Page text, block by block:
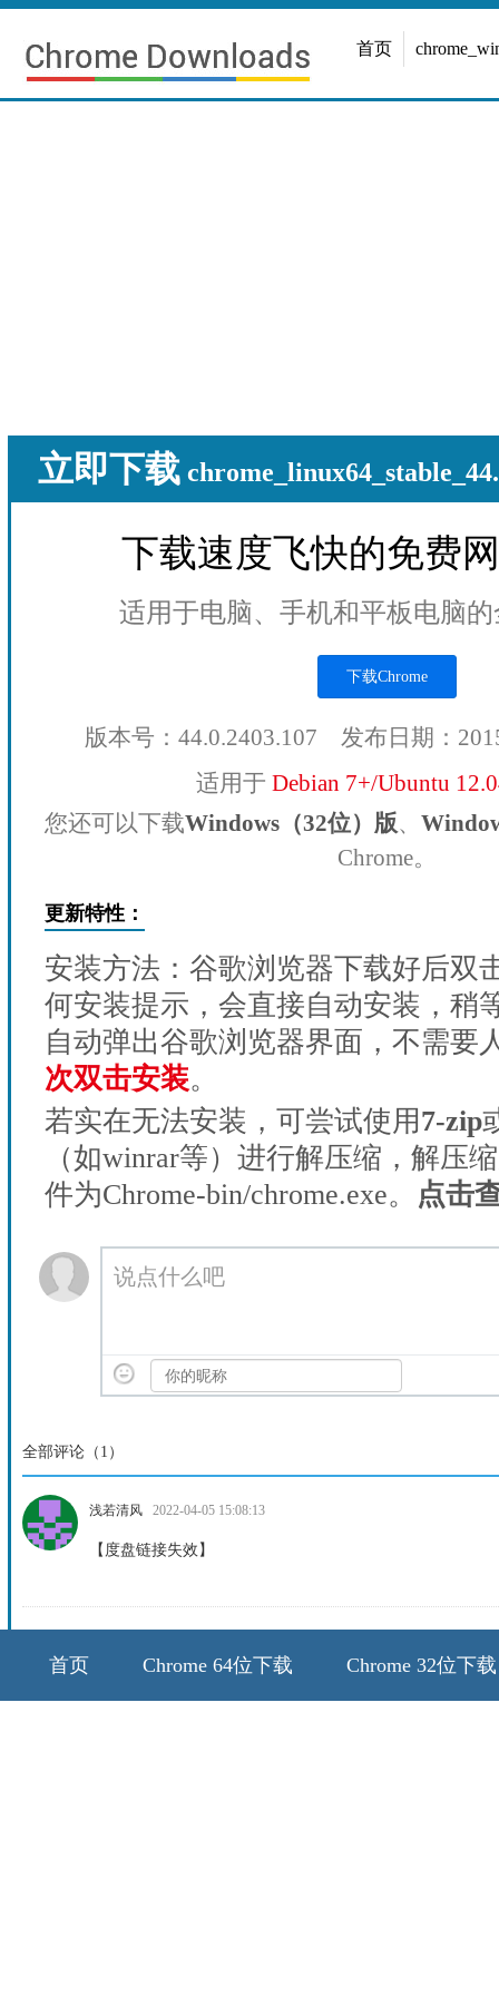
首页
立即下载
下载速度飞快的免费
适用于电脑、手机和平板电脑
下载Chrome
版本号：44.0.2403.107 发布日期：
适用于 Debian 7+/Ubuntu
您还可以下载Windows（32位）版、
Chrome。
更新特性：
安装方法：谷歌浏览器下载好后双
何安装提示，会直接自动安装，稍
自动弹出谷歌浏览器界面，不需要
次双击安装。
若实在无法安装，可尝试使用7-zip
（如winrar等）进行解压缩，解压
件为Chrome-bin/chrome.exe。
点击
说点什么吧
全部评论（ 1 ）
浅若清风 2022-04-05 15:08:13
【度盘链接失效】
首页 Chrome 64位下载 Chrome 32位下载